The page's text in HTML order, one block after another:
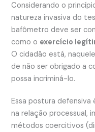
Considerando o
natureza invasiva do
bafômetro deve ser
como o exercício
O cidadão está,
de não ser obrigado a
possa incriminá-lo.
Essa postura defensiva
na relação processual,
métodos coercitivos